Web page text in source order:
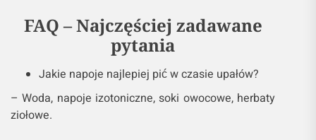
FAQ – Najczęściej zadawane
pytania
Jakie napoje najlepiej pić w czasie upałów?
– Woda, napoje izotoniczne, soki owocowe, herbaty
ziołowe.